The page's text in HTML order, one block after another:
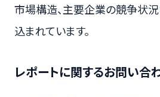
市場構造、主要企業の競争状
込まれています。
レポートに関するお問い合